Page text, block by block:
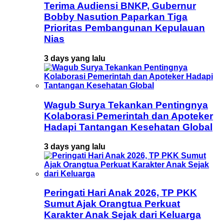
Terima Audiensi BNKP, Gubernur
Bobby Nasution Paparkan Tiga
Prioritas Pembangunan Kepulauan
Nias
3 days yang lalu
Wagub Surya Tekankan Pentingnya
Kolaborasi Pemerintah dan Apoteker
Hadapi Tantangan Kesehatan Global
3 days yang lalu
Peringati Hari Anak 2026, TP PKK
Sumut Ajak Orangtua Perkuat
Karakter Anak Sejak dari Keluarga